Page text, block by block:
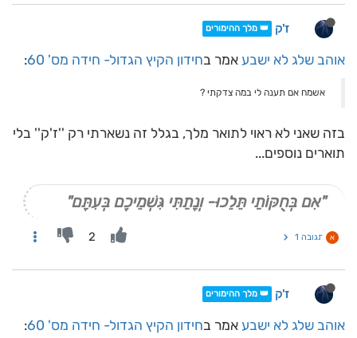
ז'ק 👑 מלך ההימורים
אוהב שלג לא ישבע אמר בחידון הקיץ הגדול- חידה מס' 60 :
אשמח אם תענה לי במה צדקתי ?
בזה שאני לא ראוי לתואר מלך, בגלל זה נשארתי רק ''ז'ק'' בלי
תוארים נוספים...
"אִם בְּחֻקּוֹתַי תֵּלֵכוּ- וְנָתַתִּי גִּשְׁמֵיכֶם בְּעִתָּם"
א תגובה 1 2
ז'ק 👑 מלך ההימורים
אוהב שלג לא ישבע אמר בחידון הקיץ הגדול- חידה מס' 60 :